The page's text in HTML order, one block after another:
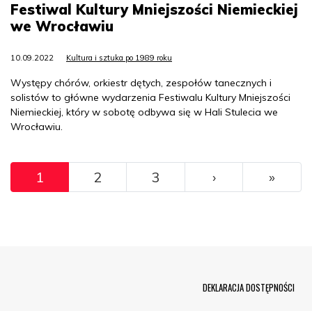
Festiwal Kultury Mniejszości Niemieckiej
we Wrocławiu
10.09.2022 Kultura i sztuka po 1989 roku
Występy chórów, orkiestr dętych, zespołów tanecznych i
solistów to główne wydarzenia Festiwalu Kultury Mniejszości
Niemieckiej, który w sobotę odbywa się w Hali Stulecia we
Wrocławiu.
Pagination
1 2 3 ››› »
DEKLARACJA DOSTĘPNOŚCI